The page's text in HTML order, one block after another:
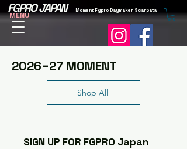
MENU
FGPRO JAPAN Moment Fgpro Daymaker Scarpata
​2026−27 MOMENT
Shop All
SIGN UP FOR FGPRO Japan